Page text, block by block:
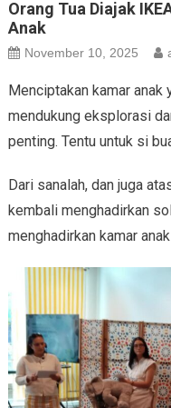
Orang Tua Diajak
Anak
November 10, 2025
Menciptakan kamar anak
mendukung eksplorasi
penting. Tentu untuk si
Dari sanalah, dan juga
kembali menghadirkan
menghadirkan kamar